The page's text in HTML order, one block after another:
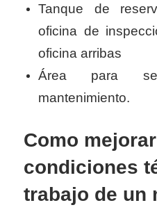
Tanque de
oficina de
oficina arribas
Área para
mantenimiento.
Como
condiciones
trabajo de un